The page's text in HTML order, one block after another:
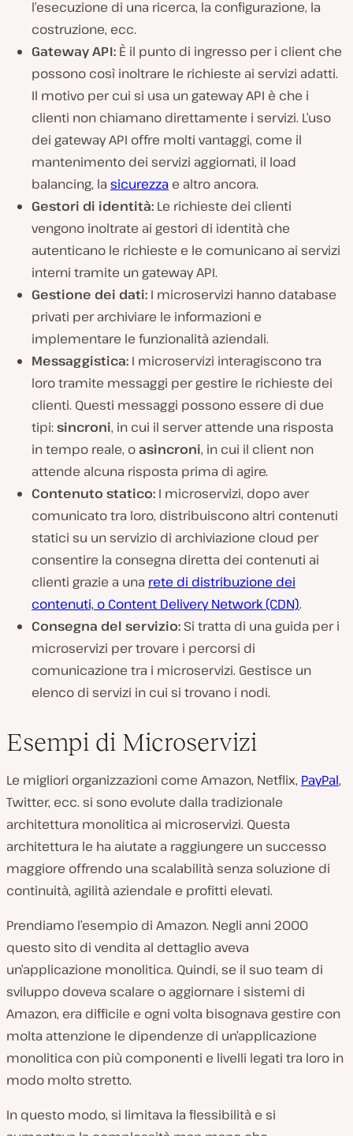
l’esecuzione di una ricerca, la configurazione, la
costruzione, ecc.
Gateway API: È il punto di ingresso per i client che
possono così inoltrare le richieste ai servizi adatti.
Il motivo per cui si usa un gateway API è che i
clienti non chiamano direttamente i servizi. L’uso
dei gateway API offre molti vantaggi, come il
mantenimento dei servizi aggiornati, il load
balancing, la sicurezza e altro ancora.
Gestori di identità: Le richieste dei clienti
vengono inoltrate ai gestori di identità che
autenticano le richieste e le comunicano ai servizi
interni tramite un gateway API.
Gestione dei dati: I microservizi hanno database
privati per archiviare le informazioni e
implementare le funzionalità aziendali.
Messaggistica: I microservizi interagiscono tra
loro tramite messaggi per gestire le richieste dei
clienti. Questi messaggi possono essere di due
tipi: sincroni, in cui il server attende una risposta
in tempo reale, oasincroni, in cui il client non
attende alcuna risposta prima di agire.
Contenuto statico: I microservizi, dopo aver
comunicato tra loro, distribuiscono altri contenuti
statici su un servizio di archiviazione cloud per
consentire la consegna diretta dei contenuti ai
clienti grazie a una rete di distribuzione dei
contenuti, o Content Delivery Network (CDN).
Consegna del servizio: Si tratta di una guida per i
microservizi per trovare i percorsi di
comunicazione tra i microservizi. Gestisce un
elenco di servizi in cui si trovano i nodi.
Esempi di Microservizi
Le migliori organizzazioni come Amazon, Netflix, PayPal,
Twitter, ecc. si sono evolute dalla tradizionale
architettura monolitica ai microservizi. Questa
architettura le ha aiutate a raggiungere un successo
maggiore offrendo una scalabilità senza soluzione di
continuità, agilità aziendale e profitti elevati.
Prendiamo l’esempio di Amazon. Negli anni 2000
questo sito di vendita al dettaglio aveva
un’applicazione monolitica. Quindi, se il suo team di
sviluppo doveva scalare o aggiornare i sistemi di
Amazon, era difficile e ogni volta bisognava gestire con
molta attenzione le dipendenze di un’applicazione
monolitica con più componenti e livelli legati tra loro in
modo molto stretto.
In questo modo, si limitava la flessibilità e si